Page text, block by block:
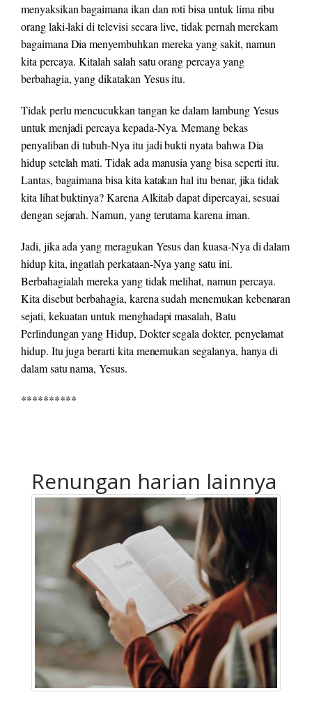
menyaksikan bagaimana ikan dan roti bisa untuk lima ribu
orang laki-laki di televisi secara live, tidak pernah merekam
bagaimana Dia menyembuhkan mereka yang sakit, namun
kita percaya. Kitalah salah satu orang percaya yang
berbahagia, yang dikatakan Yesus itu.
Tidak perlu mencucukkan tangan ke dalam lambung Yesus
untuk menjadi percaya kepada-Nya. Memang bekas
penyaliban di tubuh-Nya itu jadi bukti nyata bahwa Dia
hidup setelah mati. Tidak ada manusia yang bisa seperti itu.
Lantas, bagaimana bisa kita katakan hal itu benar, jika tidak
kita lihat buktinya? Karena Alkitab dapat dipercayai, sesuai
dengan sejarah. Namun, yang terutama karena iman.
Jadi, jika ada yang meragukan Yesus dan kuasa-Nya di dalam
hidup kita, ingatlah perkataan-Nya yang satu ini.
Berbahagialah mereka yang tidak melihat, namun percaya.
Kita disebut berbahagia, karena sudah menemukan kebenaran
sejati, kekuatan untuk menghadapi masalah, Batu
Perlindungan yang Hidup, Dokter segala dokter, penyelamat
hidup. Itu juga berarti kita menemukan segalanya, hanya di
dalam satu nama, Yesus.
**********
Renungan harian lainnya